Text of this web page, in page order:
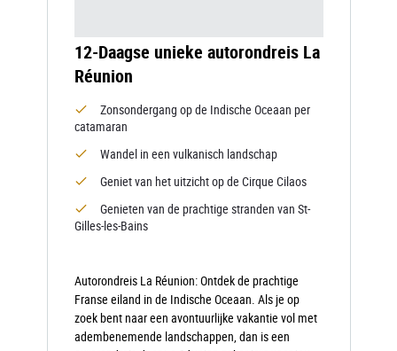
12-Daagse unieke autorondreis La
Réunion
Zonsondergang op de Indische Oceaan per
catamaran
Wandel in een vulkanisch landschap
Geniet van het uitzicht op de Cirque Cilaos
Genieten van de prachtige stranden van St-
Gilles-les-Bains
Autorondreis La Réunion: Ontdek de prachtige
Franse eiland in de Indische Oceaan. Als je op
zoek bent naar een avontuurlijke vakantie vol met
adembenemende landschappen, dan is een